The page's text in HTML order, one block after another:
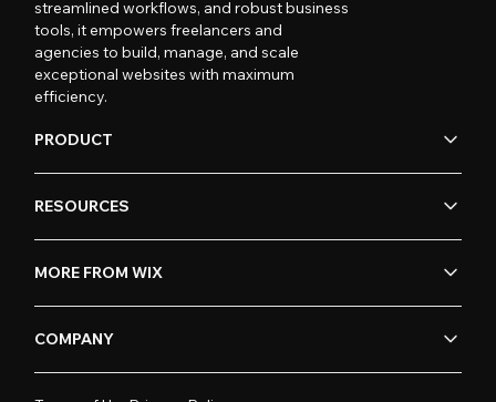
streamlined workflows, and robust business
tools, it empowers freelancers and
agencies to build, manage, and scale
exceptional websites with maximum
efficiency.
PRODUCT
RESOURCES
MORE FROM WIX
COMPANY